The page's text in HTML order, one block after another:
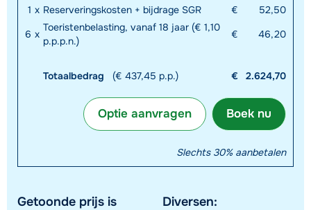
1 x Reserveringskosten + bijdrage SGR €
52,50
6 x
Toeristenbelasting, vanaf 18 jaar (€ 1,10
p.p.p.n.)
€ 46,20
Totaalbedrag (€ 437,45 p.p.) € 2.624,70
Boek nu
Optie aanvragen
Slechts 30% aanbetalen
Getoonde prijs is
Diversen: